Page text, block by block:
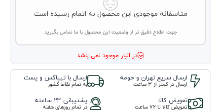
متاسفانه موجودی این محصول به اتمام رسیده است
جهت اطلاع دقیق تر از وضعیت این محصول با ما تماس بگیرید
در انبار موجود نمی باشد
ارسال سریع تهران و حومه
ارسال در کمتر از 3 ساعت
ارسال با تیپاکس و پست
به تمام نقاط کشور
تعویض کالا
تعویض کالا تا ۷۲ ساعت
پشتیبانی 24 ساعته
در تمام روزهای هفته